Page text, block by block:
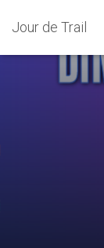
Jour de Trail